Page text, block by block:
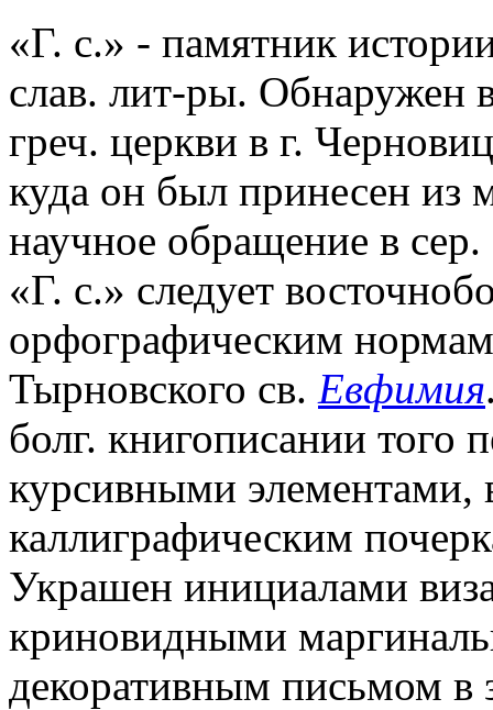
«Г. с.» - памятник
слав. лит-ры.
греч. церкви в г.
куда он был принесен из
научное обращение в
«Г. с.» следует
орфографическим
Тырновского св. Евфимия
болг. книгописании того
курсивными элементами,
каллиграфическим
Украшен инициалами
криновидными
декоративным письмом в